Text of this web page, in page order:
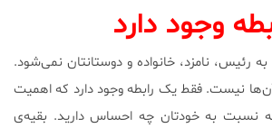
وجود دارد
رئیس، نامزد، خانواده و دوستانتان نمی‌شود.
نیست. فقط یک رابطه وجود دارد که اهمیت
نسبت به خودتان چه احساس دارید. بقیه‌ی